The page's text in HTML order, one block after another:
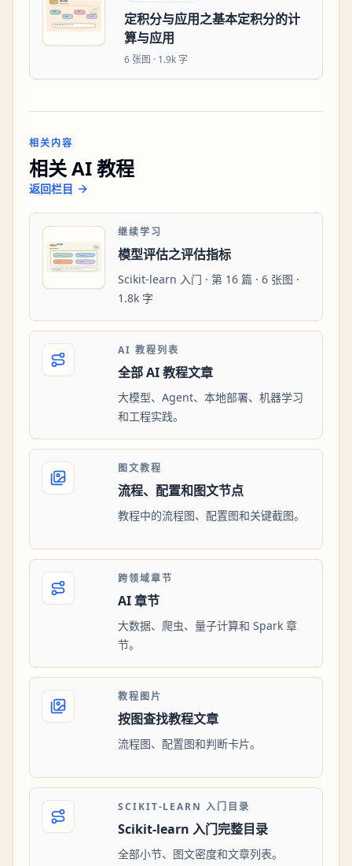
定积分与应用之基本定积分的计
算与应用
6 张图 · 1.9k 字
相关内容
相关 AI 教程
返回栏目
继续学习
模型评估之评估指标
Scikit-learn 入门 · 第 16 篇 · 6 张图 ·
1.8k 字
AI 教程列表
全部 AI 教程文章
大模型、Agent、本地部署、机器学习
和工程实践。
图文教程
流程、配置和图文节点
教程中的流程图、配置图和关键截图。
跨领域章节
AI 章节
大数据、爬虫、量子计算和 Spark 章
节。
教程图片
按图查找教程文章
流程图、配置图和判断卡片。
SCIKIT-LEARN 入门目录
Scikit-learn 入门完整目录
全部小节、图文密度和文章列表。